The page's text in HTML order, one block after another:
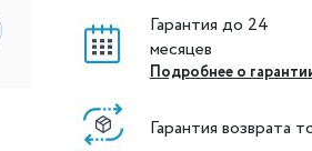
Гарантия до 24
месяцев
Подробнее о
Гарантия возврата